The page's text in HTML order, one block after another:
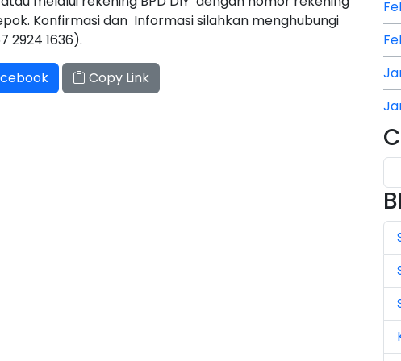
Konfirmasi dan Informasi silahkan menghubungi
2924 1636).
Copy Link